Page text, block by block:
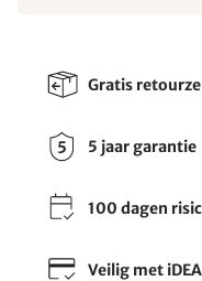
Gratis
5 jaar garantie
100 dagen
Veilig met